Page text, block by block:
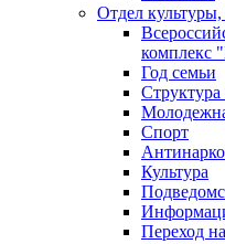
Отдел
комплекс
Год семьи
Структура
Спорт
Культура
Переход